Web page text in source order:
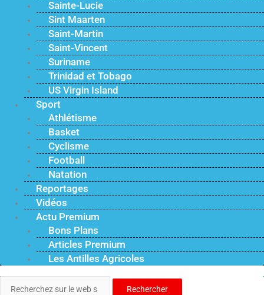
Sainte-Lucie
Sint Maarten
Saint-Martin
Saint-Vincent
Suriname
Trinidad et Tobago
US Virgin Island
Sport
Athlétisme
Basket
Cyclisme
Football
Natation
Reportages
Vidéos
Actu Premium
Bons Plans
Articles Premium
Les Antilles Agricoles
Rechercher